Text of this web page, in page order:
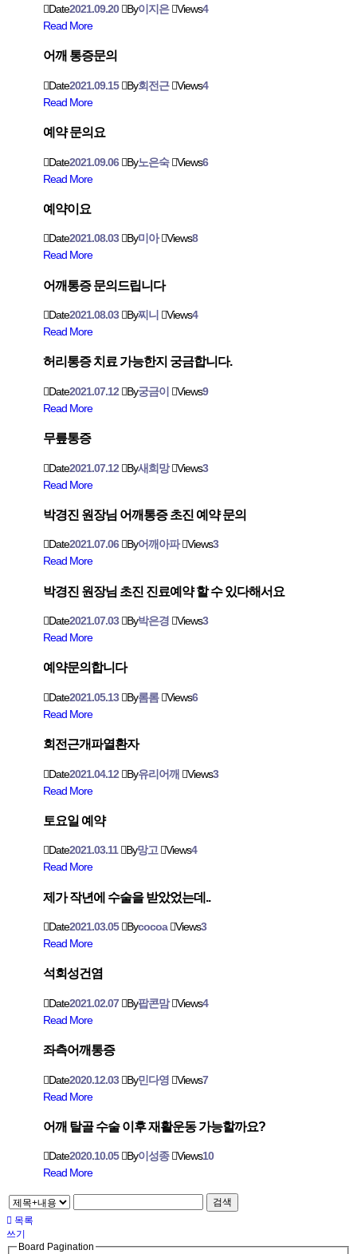
Date2021.09.20 By이지은 Views4
Read More
어깨 통증문의
Date2021.09.15 By회전근 Views4
Read More
예약 문의요
Date2021.09.06 By노은숙 Views6
Read More
예약이요
Date2021.08.03 By미아 Views8
Read More
어깨통증 문의드립니다
Date2021.08.03 By찌니 Views4
Read More
허리통증 치료 가능한지 궁금합니다.
Date2021.07.12 By궁금이 Views9
Read More
무릎통증
Date2021.07.12 By새희망 Views3
Read More
박경진 원장님 어깨통증 초진 예약 문의
Date2021.07.06 By어깨아파 Views3
Read More
박경진 원장님 초진 진료예약 할 수 있다해서요
Date2021.07.03 By박은경 Views3
Read More
예약문의합니다
Date2021.05.13 By롬롬 Views6
Read More
회전근개파열환자
Date2021.04.12 By유리어깨 Views3
Read More
토요일 예약
Date2021.03.11 By망고 Views4
Read More
제가 작년에 수술을 받았었는데..
Date2021.03.05 Bycocoa Views3
Read More
석회성건염
Date2021.02.07 By팝콘맘 Views4
Read More
좌측어깨통증
Date2020.12.03 By민다영 Views7
Read More
어깨 탈골 수술 이후 재활운동 가능할까요?
Date2020.10.05 By이성종 Views10
Read More
검색
목록
쓰기
Board Pagination